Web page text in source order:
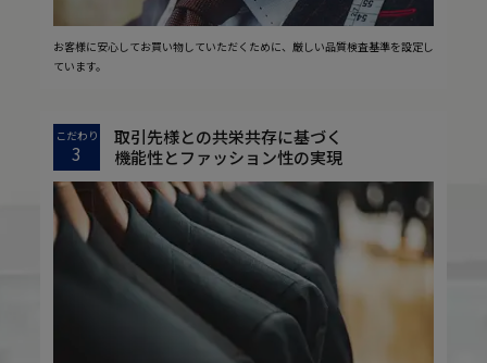
お客様に安心してお買い物していただくために、厳しい品質検査基準を設定し
ています。
こだわり
3
取引先様との共栄共存に基づく
機能性とファッション性の実現